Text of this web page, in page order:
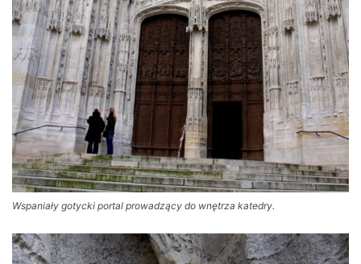
Wspaniały gotycki portal prowadzący do wnętrza katedry.